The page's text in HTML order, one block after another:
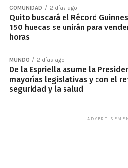
COMUNIDAD 2 días ago
Quito buscará el Récord
150 huecas se unirán para
horas
MUNDO 2 días ago
De la Espriella asume la
mayorías legislativas y con el
seguridad y la salud